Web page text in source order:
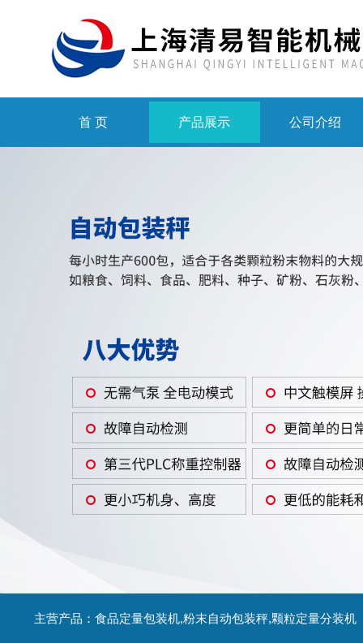
首 页 产品展示 公司介绍
主营产品：食品定量包装机,粉末自动包装秤,颗粒定量分装机